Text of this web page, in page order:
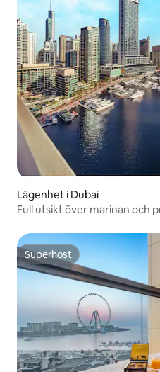
Lägenhet i Dubai
Full utsikt över marinan och
Superhost
Superhost